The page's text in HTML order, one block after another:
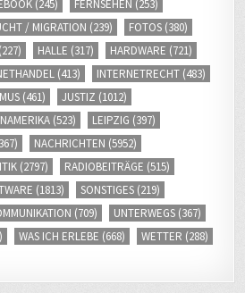
(245) FERNSEHEN (253)
/ MIGRATION (239) FOTOS (380)
(227) HALLE (317) HARDWARE (721)
(413) INTERNETRECHT (483)
(461) JUSTIZ (1012)
(523) LEIPZIG (397)
NACHRICHTEN (5952)
(2797) RADIOBEITRÄGE (515)
(1813) SONSTIGES (219)
(709) UNTERWEGS (367)
WAS ICH ERLEBE (668) WETTER (288)